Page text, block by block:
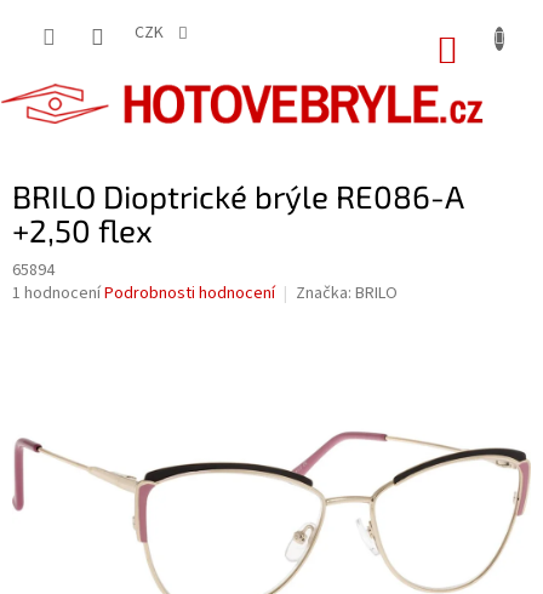
CZK
BRILO Dioptrické brýle RE086-A
+2,50 flex
65894
Průměrné
hvězdiček.
1 hodnoceníPodrobnosti hodnocení Značka: BRILO